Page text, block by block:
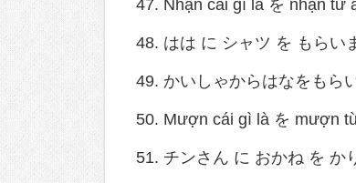
47. Nhận cái gì là を nhận từ
48. はは に シャツ を もらい
49. かいしゃからはなをもら
50. Mượn cái gì là を mượn
51. チンさん に おかね を か